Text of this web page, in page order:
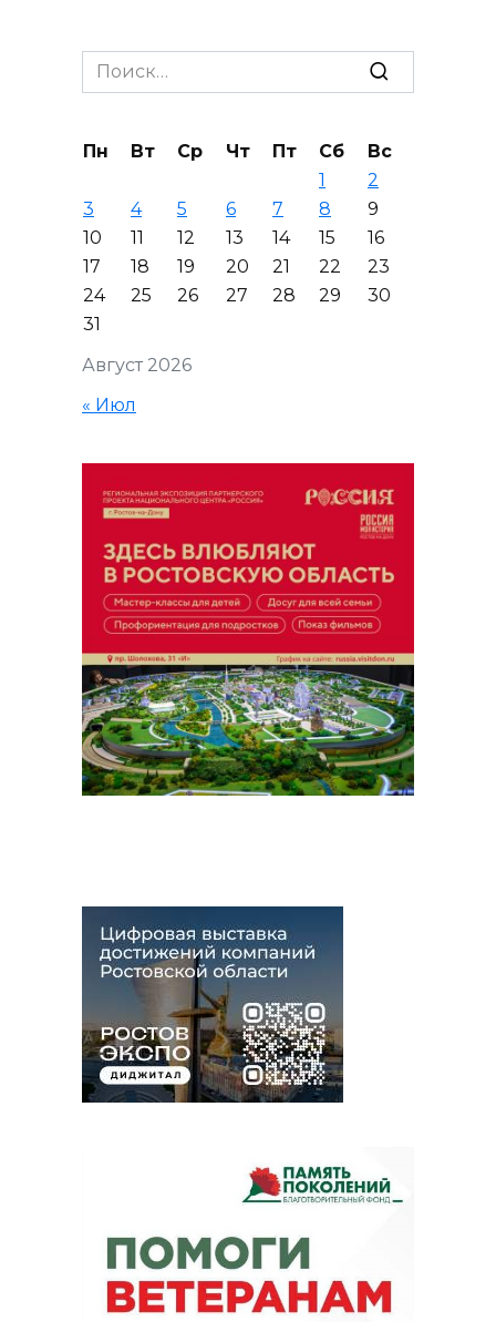
Search
for:
Август 2026
Пн Вт Ср Чт Пт Сб
Вс
1
2
3
4 5 6 7 8
9
10
11 12 13 14 15
16
17
18 19 20 21 22
23
24
25 26 27 28 29
30
31
« Июл